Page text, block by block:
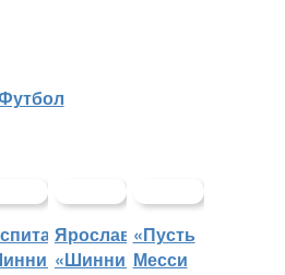
Ярославский
«Шинник»
«Пусть
Месси